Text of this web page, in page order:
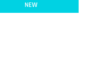
NEW